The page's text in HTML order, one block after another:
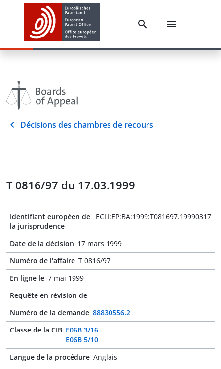
Décisions des chambres de recours
T 0816/97 du 17.03.1999
Identifiant européen de
la jurisprudence
ECLI:EP:BA:1999:T081697.19990317
Date de la décision 17 mars 1999
Numéro de l'affaire T 0816/97
En ligne le 7 mai 1999
Requête en révision de -
Numéro de la demande 88830556.2
Classe de la CIB E06B 3/16
E06B 5/10
Langue de la procédure Anglais